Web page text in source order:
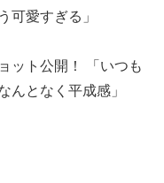
可愛すぎる」
ット公開！ 「いつも
んとなく平成感」